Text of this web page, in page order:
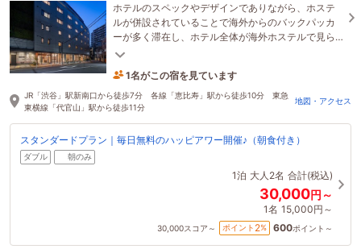
ホテルのスペックやデザインでありながら、ホステ
ルが併設されていることで海外からのバックパッカ
ーが多く滞在し、ホテル全体が海外ホステルで見ら
れる自由でラフな空気感を感じられるのが特徴で
1名がこの宿を見ています
JR「渋谷」駅新南口から徒歩7分 各線「恵比寿」駅から徒歩10分 東急
東横線「代官山」駅から徒歩11分
地図・アクセス
スタンダードプラン｜毎日無料のハッピアワー開催♪（朝食付き）
ダブル 朝のみ
1泊 大人2名 合計(税込)
30,000円～
1名 15,000円～
30,000スコア～ ポイント 2% 600ポイント～